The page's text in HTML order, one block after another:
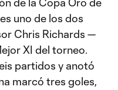
uno de los dos
Chris Richards —
XI del torneo.
partidos y anotó
marcó tres goles,